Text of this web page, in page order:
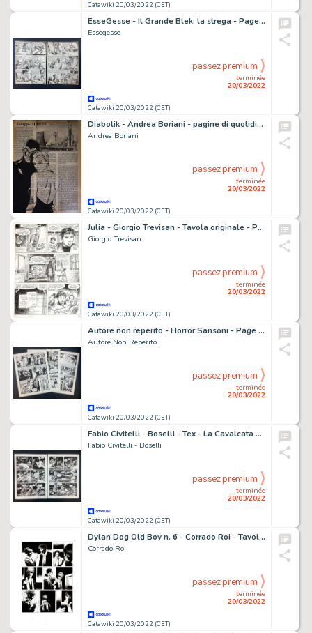
Catawiki 20/03/2022 (CET)
EsseGesse - Il Grande Blek: la strega - Page volante - Exemplaire unique - (1958)
Essegesse
Catawiki 20/03/2022 (CET)
terminée
20/03/2022
passez premium
Diabolik - Andrea Boriani - pagine di quotidiano vintage (1964) hand painted 36 x 27 cm - Exemplaire unique
Andrea Boriani
Catawiki 20/03/2022 (CET)
terminée
20/03/2022
passez premium
Julia - Giorgio Trevisan - Tavola originale - Page volante
Giorgio Trevisan
Catawiki 20/03/2022 (CET)
terminée
20/03/2022
passez premium
Autore non reperito - Horror Sansoni - Page volante - Exemplaire unique
Autore Non Reperito
Catawiki 20/03/2022 (CET)
terminée
20/03/2022
passez premium
Fabio Civitelli - Boselli - Tex - La Cavalcata del Morto - Page volante - Exemplaire unique - (2012)
Fabio Civitelli - Boselli
Catawiki 20/03/2022 (CET)
terminée
20/03/2022
passez premium
Dylan Dog Old Boy n. 6 - Corrado Roi - Tavola Originale "Gli esorcisti" - Page volante - Exemplaire unique - (2021)
Corrado Roi
Catawiki 20/03/2022 (CET)
terminée
20/03/2022
passez premium